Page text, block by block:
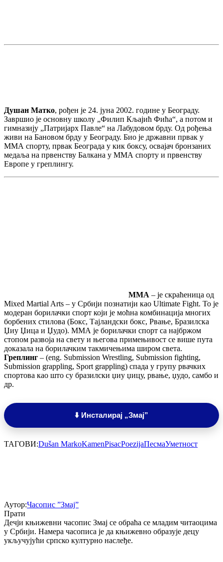
Душан Матко, рођен је 24. јуна 2002. године у Београду.
Завршио је основну школу „Филип Кљајић Фића“, а потом и
гимназију „Патријарх Павле“ на Лабудовом брду. Од рођења
живи на Бановом брду у Београду. Био је државни првак у
ММА спорту, првак Београда у кик боксу, освајач бронзаних
медаља на првенству Балкана у ММА спорту и првенству
Европе у греплингу.
MMA – је скраћеница од
Mixed Martial Arts – у Србији познатији као Ultimate Fight. То је
модеран борилачки спорт који је моћна комбинација многих
борбених стилова (Бокс, Тајландски бокс, Рвање, Бразилска
Џиу Џица и Џудо). ММА је борилачки спорт са најбржом
стопом развоја на свету и његова примењивост се више пута
доказала на борилачким такмичењима широм света.
Греплинг – (eng. Submission Wrestling, Submission fighting,
Submission grappling, Sport grappling) спада у групу рвачких
спортова као што су бразилски џиу џицу, рвање, џудо, самбо и
др.
⬇️ Инсталирај „Змај”
ТАГОВИ:Dušan MarkoKamenPisacPoezijaПесмаУметност
Аутор:Часопис ”Змај”
Прати
Дечји књижевни часопис Змај се обраћа се младим читаоцима
у Србији. Намера часописа је да књижевно образује децу
укључујући српско културно наслеђе.